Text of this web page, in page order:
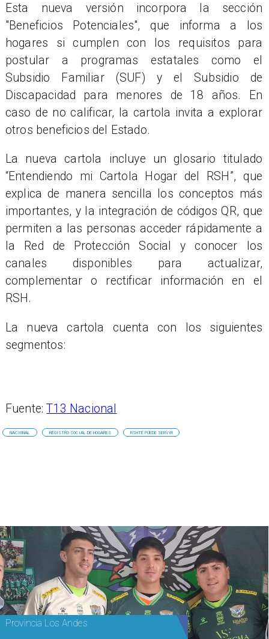
Esta nueva versión incorpora la sección
"Beneficios Potenciales", que informa a los
hogares si cumplen con los requisitos para
postular a programas estatales como el
Subsidio Familiar (SUF) y el Subsidio de
Discapacidad para menores de 18 años. En
caso de no calificar, la cartola invita a explorar
otros beneficios del Estado.
La nueva cartola incluye un glosario titulado
“Entendiendo mi Cartola Hogar del RSH”, que
explica de manera sencilla los conceptos más
importantes, y la integración de códigos QR, que
permiten a las personas acceder rápidamente a
la Red de Protección Social y conocer los
canales disponibles para actualizar,
complementar o rectificar información en el
RSH.
La nueva cartola cuenta con los siguientes
segmentos:
Fuente:T13 Nacional
NACIONAL REGISTRO SOCIAL DE HOGARES RSHTE PUEDE SERVIR
Provincia Los Andes